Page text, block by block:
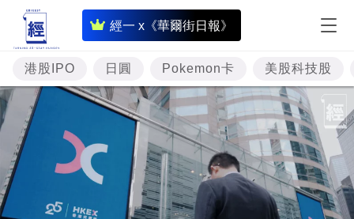
經一 x《華爾街日報》
即
時
財
經
專
資
港股IPO 日圓 Pokemon卡 美股科技股